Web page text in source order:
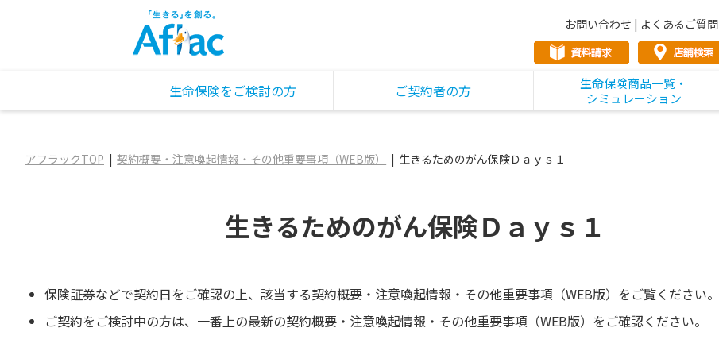
お問い合わせ | よくあるご質問
生命保険をご検討の方 ご契約者の方
生命保険商品一覧・
シミュレーション
アフラックTOP 契約概要・注意喚起情報・その他重要事項（WEB版） 生きるためのがん保険Ｄａｙｓ１
生きるためのがん保険Ｄａｙｓ１
保険証券などで契約日をご確認の上、該当する契約概要・注意喚起情報・その他重要事項（WEB版）をご覧ください。
ご契約をご検討中の方は、一番上の最新の契約概要・注意喚起情報・その他重要事項（WEB版）をご確認ください。